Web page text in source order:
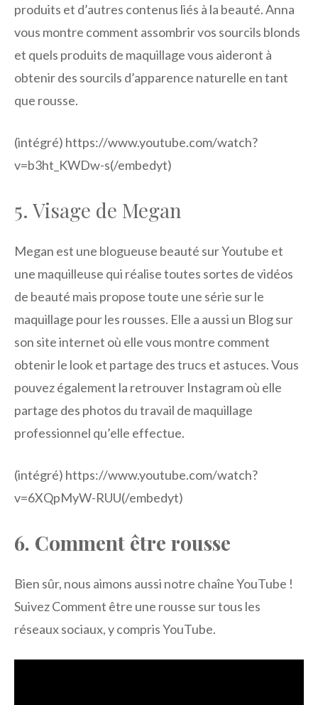
produits et d’autres contenus liés à la beauté. Anna
vous montre comment assombrir vos sourcils blonds
et quels produits de maquillage vous aideront à
obtenir des sourcils d’apparence naturelle en tant
que rousse.
(intégré) https://www.youtube.com/watch?
v=b3ht_KWDw-s(/embedyt)
5. Visage de Megan
Megan est une blogueuse beauté sur Youtube et
une maquilleuse qui réalise toutes sortes de vidéos
de beauté mais propose toute une série sur le
maquillage pour les rousses. Elle a aussi un Blogsur
son site internet où elle vous montre comment
obtenir le look et partage des trucs et astuces. Vous
pouvez également la retrouver Instagramoù elle
partage des photos du travail de maquillage
professionnel qu’elle effectue.
(intégré) https://www.youtube.com/watch?
v=6XQpMyW-RUU(/embedyt)
6. Comment être rousse
Bien sûr, nous aimons aussi notre chaîne YouTube !
Suivez Comment être une rousse sur tous les
réseaux sociaux, y compris YouTube.